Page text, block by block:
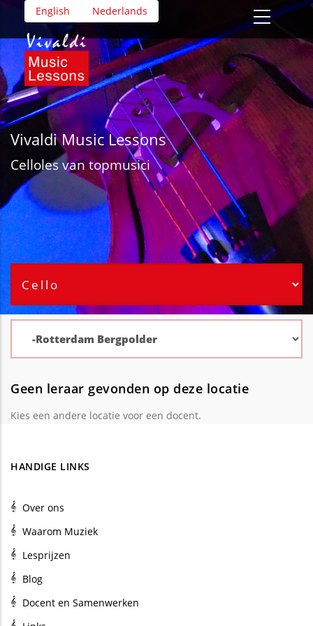
Overslaan
naar
de
inhoud
gaan
English Nederlands
Vivaldi Music Lessons
Celloles van topmusici
Geen leraar gevonden op deze locatie
Kies een andere locatie voor een docent.
HANDIGE LINKS
Over ons
Waarom Muziek
Lesprijzen
Blog
Docent en Samenwerken